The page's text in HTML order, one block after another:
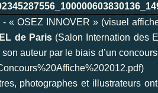
- « OSEZ INNOVER » (visuel
de Paris(Salon Internation des
auteur par le biais d’un
oncours%20Affiche%202012.pdf)
photographes et illustrateurs